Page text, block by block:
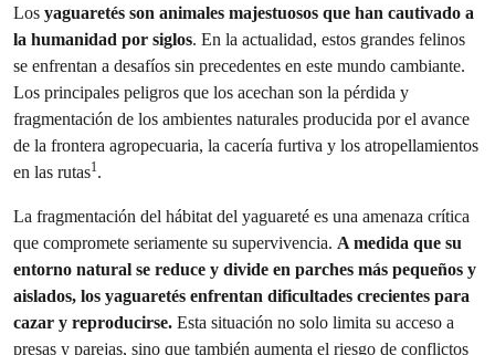
Los yaguaretés son animales majestuosos que han cautivado a
la humanidad por siglos. En la actualidad, estos grandes felinos
se enfrentan a desafíos sin precedentes en este mundo cambiante.
Los principales peligros que los acechan son la pérdida y
fragmentación de los ambientes naturales producida por el avance
de la frontera agropecuaria, la cacería furtiva y los atropellamientos
en las rutas1.
La fragmentación del hábitat del yaguareté es una amenaza crítica
que compromete seriamente su supervivencia. A medida que su
entorno natural se reduce y divide en parches más pequeños y
aislados, los yaguaretés enfrentan dificultades crecientes para
cazar y reproducirse. Esta situación no solo limita su acceso a
presas y parejas, sino que también aumenta el riesgo de conflictos